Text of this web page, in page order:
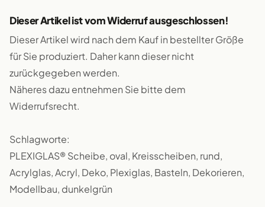
Dieser Artikel ist vom Widerruf ausgeschlossen!
Dieser Artikel wird nach dem Kauf in bestellter Größe
für Sie produziert. Daher kann dieser nicht
zurückgegeben werden.
Näheres dazu entnehmen Sie bitte dem
Widerrufsrecht.
Schlagworte:
PLEXIGLAS® Scheibe, oval, Kreisscheiben, rund,
Acrylglas, Acryl, Deko, Plexiglas, Basteln, Dekorieren,
Modellbau, dunkelgrün